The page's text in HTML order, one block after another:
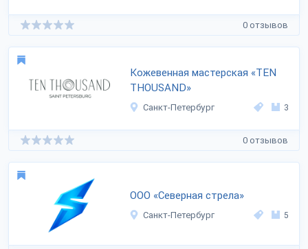
0 отзывов
Кожевенная мастерская «TEN
THOUSAND»
Санкт-Петербург 3
0 отзывов
ООО «Северная стрела»
Санкт-Петербург 5